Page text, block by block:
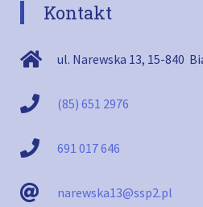
Kontakt
ul. Narewska 13, 15-840
(85) 651 2976
691 017 646
narewska13@ssp2.pl